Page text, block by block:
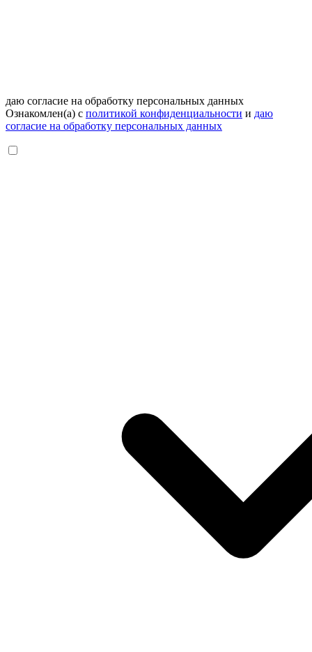
даю согласие на обработку персональных данных
Ознакомлен(а) с политикой конфиденциальности и даю
согласие на обработку персональных данных